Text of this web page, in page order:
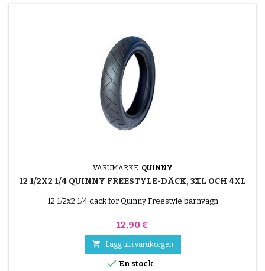
VARUMÄRKE: QUINNY
12 1/2X2 1/4 QUINNY FREESTYLE-DÄCK, 3XL OCH 4XL
12 1/2x2 1/4 däck för Quinny Freestyle barnvagn
Pris
12,90 €
 Lägg till i varukorgen
 En stock